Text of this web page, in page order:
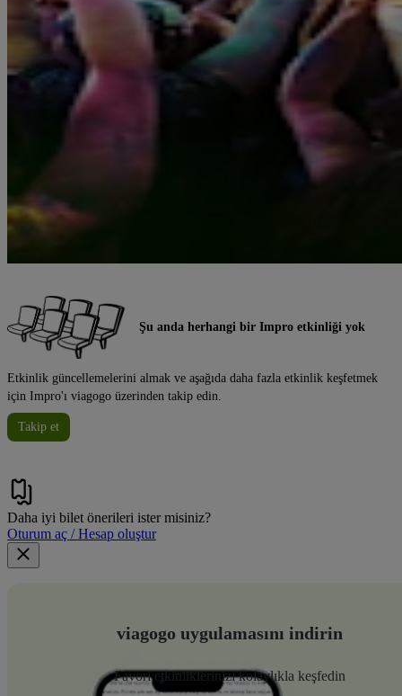
Şu anda herhangi bir Impro etkinliği yok
Etkinlik güncellemelerini almak ve aşağıda daha fazla etkinlik keşfetmek
için Impro'ı viagogo üzerinden takip edin.
Takip et
Daha iyi bilet önerileri ister misiniz?
Oturum aç / Hesap oluştur
viagogo uygulamasını indirin
Favori etkinliklerinizi kolaylıkla keşfedin